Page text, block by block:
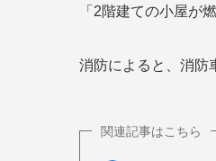
「2階建ての小屋が
消防によると、消防
関連記事はこちら